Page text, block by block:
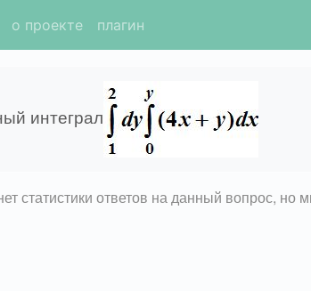
о проекте плагин
интеграл
статистики ответов на данный вопрос, но